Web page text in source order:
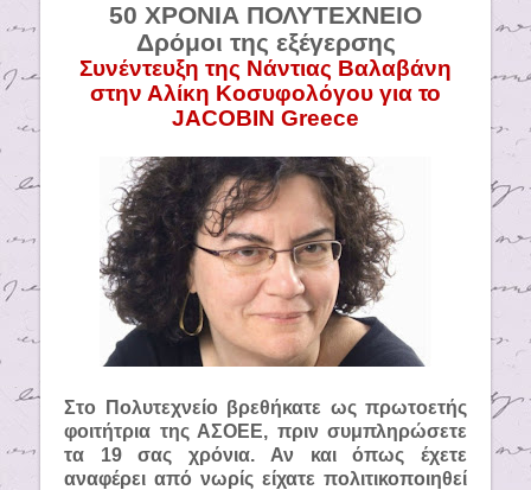
50 ΧΡΟΝΙΑ ΠΟΛΥΤΕΧΝΕΙΟ
Δρόμοι της εξέγερσης
Συνέντευξη της Νάντιας Βαλαβάνη
στην Αλίκη Κοσυφολόγου για το
JACOBIN Greece
Στο Πολυτεχνείο βρεθήκατε ως πρωτοετής
φοιτήτρια της ΑΣΟΕΕ, πριν συμπληρώσετε
τα 19 σας χρόνια. Αν και όπως έχετε
αναφέρει από νωρίς είχατε πολιτικοποιηθεί